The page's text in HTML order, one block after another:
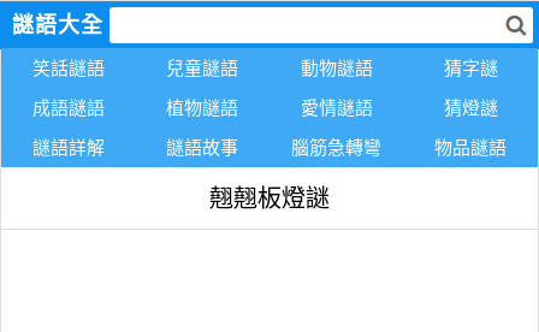
謎語大全
笑話謎語 兒童謎語 動物謎語
猜字謎
成語謎語
植物謎語 愛情謎語
猜燈謎
謎語詳解
謎語故事 腦筋急轉彎 物品謎語
翹翹板燈謎